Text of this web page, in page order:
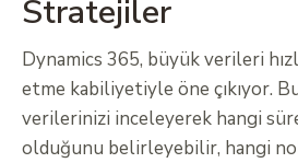
Stratejiler
Dynamics 365, büyük verileri
etme kabiliyetiyle öne çıkıyor.
verilerinizi inceleyerek hangi
olduğunu belirleyebilir, hangi